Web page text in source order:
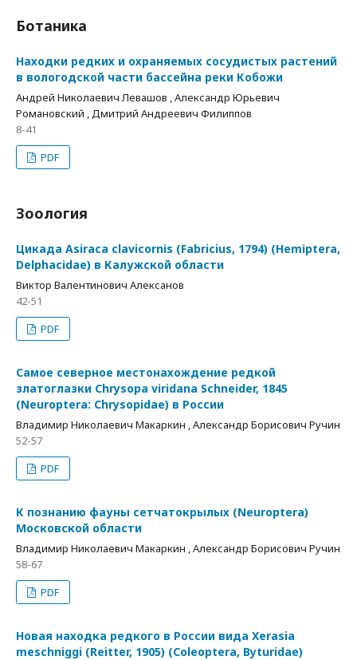
Ботаника
Находки редких и охраняемых сосудистых растений
в вологодской части бассейна реки Кобожи
Андрей Николаевич Левашов , Александр Юрьевич
Романовский , Дмитрий Андреевич Филиппов
8-41
PDF
Зоология
Цикада Asiraca clavicornis (Fabricius, 1794) (Hemiptera,
Delphacidae) в Калужской области
Виктор Валентинович Алексанов
42-51
PDF
Самое северное местонахождение редкой
златоглазки Chrysopa viridana Schneider, 1845
(Neuroptera: Chrysopidae) в России
Владимир Николаевич Макаркин , Александр Борисович Ручин
52-57
PDF
К познанию фауны сетчатокрылых (Neuroptera)
Московской области
Владимир Николаевич Макаркин , Александр Борисович Ручин
58-67
PDF
Новая находка редкого в России вида Xerasia
meschniggi (Reitter, 1905) (Coleoptera, Byturidae)